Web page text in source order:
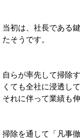
当初は、社長である
たそうです。
自らが率先して掃除
くても全社に浸透して
それに伴って業績も
掃除を通して「凡事